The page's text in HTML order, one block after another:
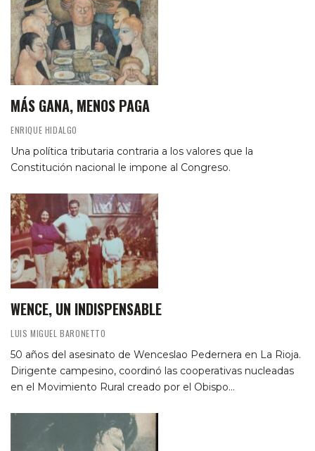
MÁS GANA, MENOS PAGA
ENRIQUE HIDALGO
Una política tributaria contraria a los valores que la
Constitución nacional le impone al Congreso.
WENCE, UN INDISPENSABLE
LUIS MIGUEL BARONETTO
50 años del asesinato de Wenceslao Pedernera en La Rioja.
Dirigente campesino, coordinó las cooperativas nucleadas
en el Movimiento Rural creado por el Obispo…